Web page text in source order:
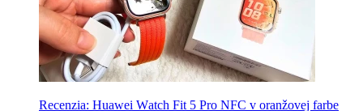
Recenzia: Huawei Watch Fit 5 Pro NFC v oranžovej farbe